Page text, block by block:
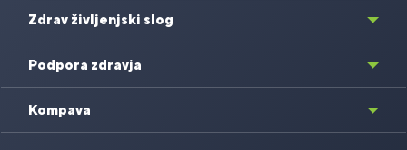
Zdrav življenjski slog
Podpora zdravja
Kompava